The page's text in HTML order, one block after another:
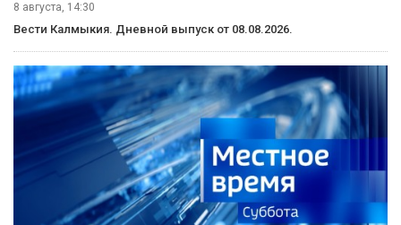
8 августа, 14:30
Вести Калмыкия. Дневной выпуск от 08.08.2026.